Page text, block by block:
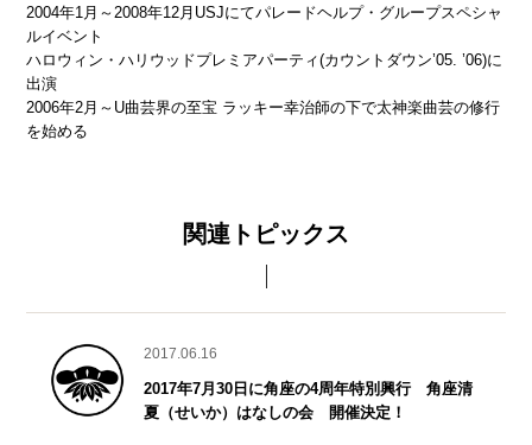
2004年1月～2008年12月 USJにてパレードヘルプ・グループスペシャ
ルイベント
ハロウィン・ハリウッドプレミアパーティ(カウントダウン’05. ’06)に
出演
2006年2月～ U曲芸界の至宝 ラッキー幸治師の下で太神楽曲芸の修行
を始める
関連トピックス
2017.06.16
2017年7月30日に角座の4周年特別興行 角座清
夏（せいか）はなしの会 開催決定！